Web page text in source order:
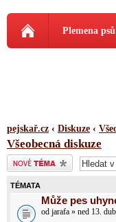
Plemena psů
pejskař.cz ‹ Diskuze ‹
Všeobecná diskuze
Odeslat nové téma
TÉMATA
Může pes
od jarafa » ned 13.